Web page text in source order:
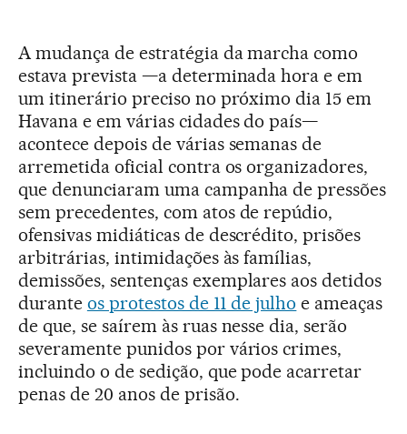
A mudança de estratégia da marcha como
estava prevista —a determinada hora e em
um itinerário preciso no próximo dia 15 em
Havana e em várias cidades do país—
acontece depois de várias semanas de
arremetida oficial contra os organizadores,
que denunciaram uma campanha de pressões
sem precedentes, com atos de repúdio,
ofensivas midiáticas de descrédito, prisões
arbitrárias, intimidações às famílias,
demissões, sentenças exemplares aos detidos
durante os protestos de 11 de julho e ameaças
de que, se saírem às ruas nesse dia, serão
severamente punidos por vários crimes,
incluindo o de sedição, que pode acarretar
penas de 20 anos de prisão.